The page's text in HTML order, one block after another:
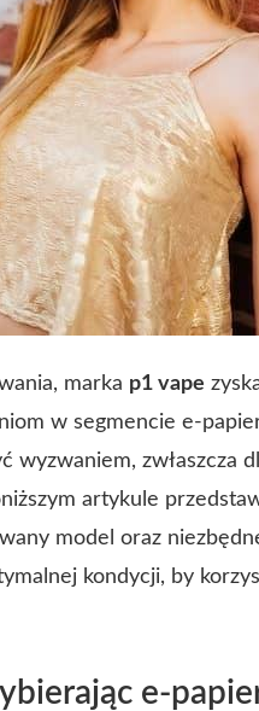
marka p1 vape
w segmencie e-
wyzwaniem, zwłaszcza
artykule
model oraz
kondycji, by
e-